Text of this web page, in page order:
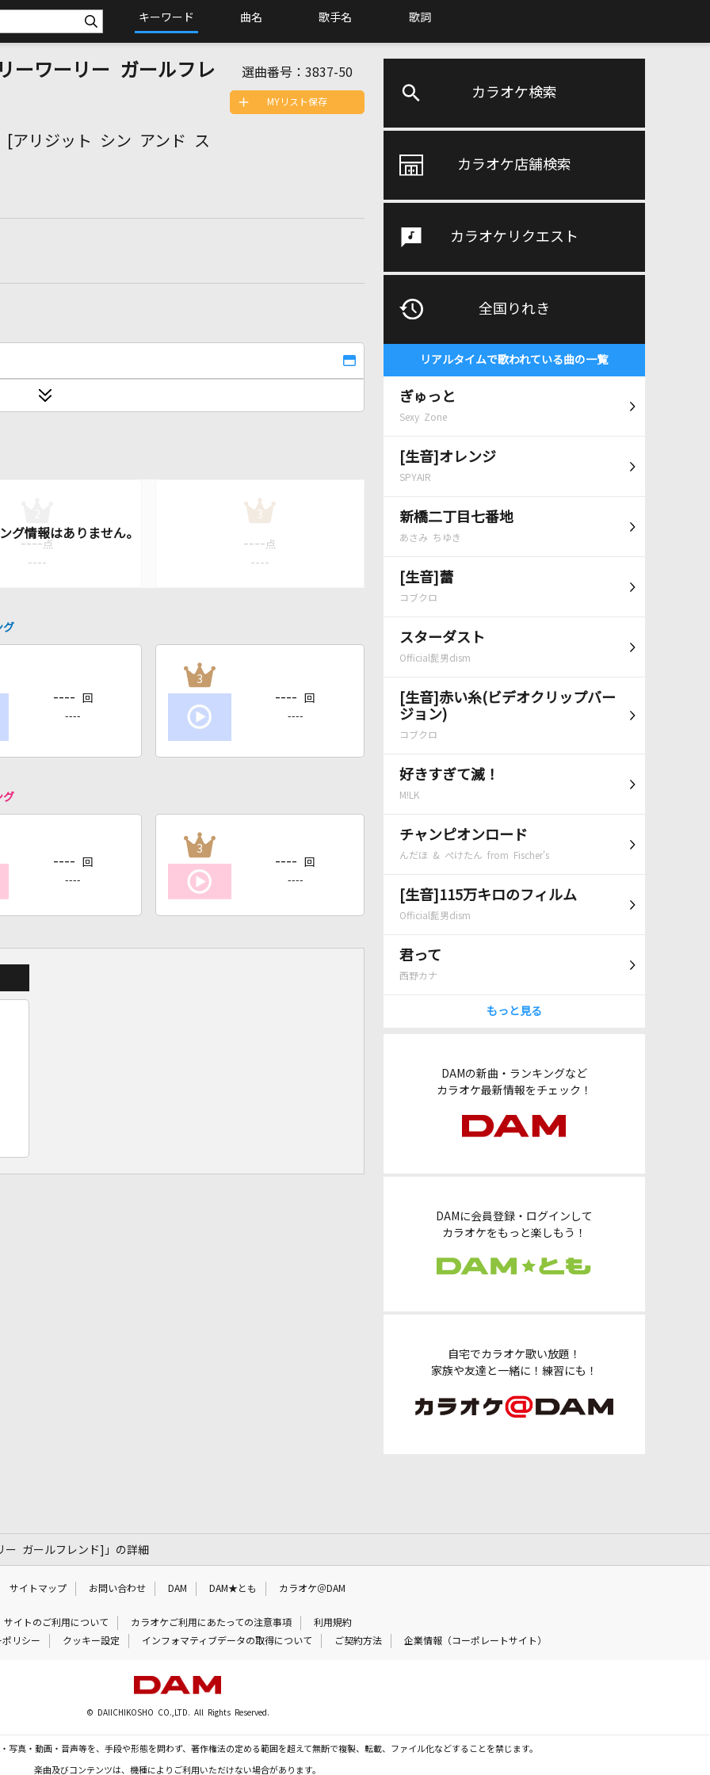
キーワード 曲名 歌手名 歌詞
カラオケ検索
カラオケ店舗検索
カラオケリクエスト
全国りれき
リアルタイムで歌われている曲の一覧
ぎゅっと
Sexy Zone
[生音]オレンジ
SPYAIR
新橋二丁目七番地
あさみ ちゆき
[生音]蕾
コブクロ
スターダスト
Official髭男dism
[生音]赤い糸(ビデオクリップバー
ジョン)
コブクロ
好きすぎて滅！
M!LK
チャンピオンロード
んだほ & ぺけたん from Fischer's
[生音]115万キロのフィルム
Official髭男dism
君って
西野カナ
もっと見る
DAMの新曲・ランキングなど
カラオケ最新情報をチェック！
DAMに会員登録・ログインして
カラオケをもっと楽しもう！
自宅でカラオケ歌い放題！
家族や友達と一緒に！練習にも！
ワーリー ガールフレ
リジット シン アンド ス
選曲番号： 3837-50
MYリスト保存
---- 点
----
3
---- 点
----
グ
---- 回
----
3
---- 回
----
グ
---- 回
----
3
---- 回
----
ガールフレンド]」の詳細
サイトマップ お問い合わせ DAM DAM★とも カラオケ＠DAM
サイトのご利用について カラオケご利用にあたっての注意事項
利用規約
リシー
クッキー設定 インフォマティブデータの取得について ご契約方法 企業情報（コーポレートサイト）
© DAIICHIKOSHO CO.,LTD. All Rights Reserved.
写真・動画・音声等を、手段や形態を問わず、著作権法の定める範囲を超えて無断で複製、転載、ファイル化などすることを禁じます。
楽曲及びコンテンツは、機種によりご利用いただけない場合があります。